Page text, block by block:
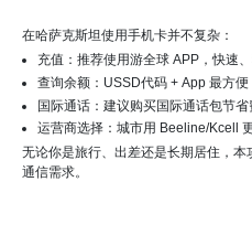
在哈萨克斯坦使用手机卡并不复杂：
充值：推荐使用游全球 APP，快速
查询余额：USSD代码 + App 最方便
国际通话：建议购买国际通话包节省
运营商选择：城市用 Beeline/Kcell
无论你是旅行、出差还是长期居住，
通信需求。